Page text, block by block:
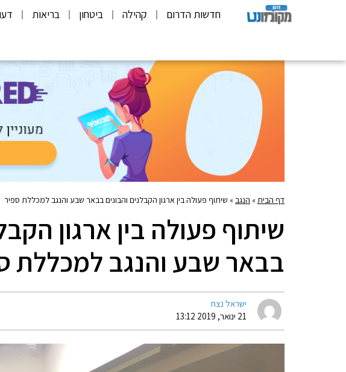
חדשות הדרום קהילה ביטחון בריאות
דף הבית » הנגב» שיתוף פעולה בין ארגון הקבלנים והבונים בבאר שבע והנגב למכללת ספיר
שיתוף פעולה בין ארגון
בבאר שבע והנגב למכללת
ישראל נצח
21 ינואר, 2019 13:12